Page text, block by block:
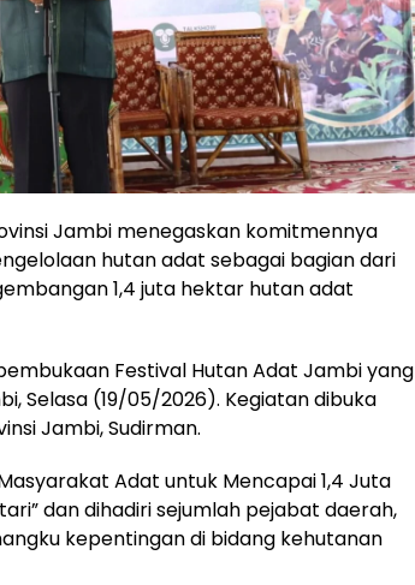
Jambi menegaskan komitmennya
hutan adat sebagai bagian dari
1,4 juta hektar hutan adat
Festival Hutan Adat Jambi yang
Selasa (19/05/2026). Kegiatan dibuka
Jambi, Sudirman.
Adat untuk Mencapai 1,4 Juta
dan dihadiri sejumlah pejabat daerah,
kepentingan di bidang kehutanan